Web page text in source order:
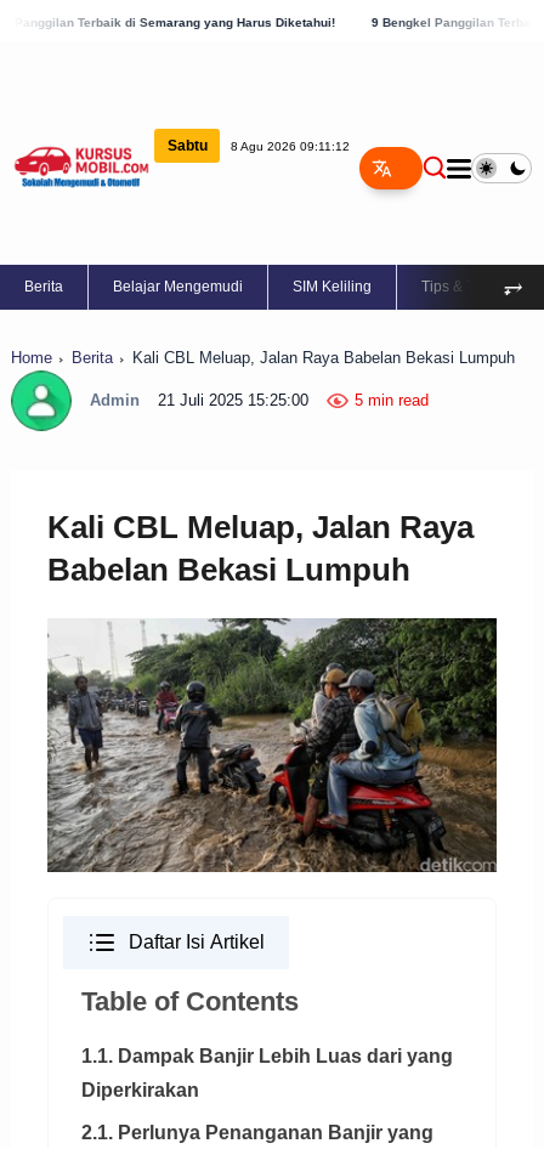
di Semarang yang Harus Diketahui! 9 Bengkel Panggilan Terbaik di Kabupaten
Sabtu 8 Agu 2026 09:11:13
Berita Belajar Mengemudi SIM Keliling Tips & Trik ⥅
Home Berita Kali CBL Meluap, Jalan Raya Babelan Bekasi Lumpuh
Admin 21 Juli 2025 15:25:00 5 min read
Kali CBL Meluap, Jalan Raya
Babelan Bekasi Lumpuh
Daftar Isi Artikel
Table of Contents
1.1. Dampak Banjir Lebih Luas dari yang
Diperkirakan
2.1. Perlunya Penanganan Banjir yang